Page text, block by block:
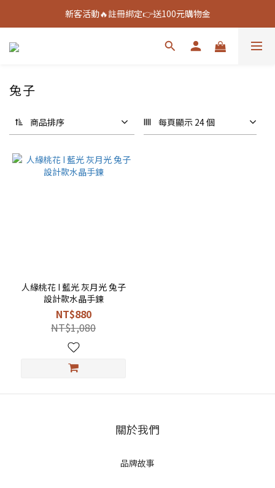
新客活動🔥註冊綁定👉送100元購物金
新客活動🔥註冊綁定👉送100元購物金
全館888免運🚚
兔子
商品排序 每頁顯示 24 個
人緣桃花 I 藍光 灰月光 兔子
設計款水晶手鍊
NT$880
NT$1,080
關於我們
品牌故事